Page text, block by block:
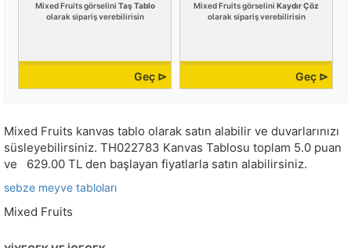
Mixed Fruits görselini Taş Tablo
olarak sipariş verebilirisin
Geç ⊳
Mixed Fruits görselini Kaydır Çöz
olarak sipariş verebilirisin
Geç ⊳
Mixed Fruits kanvas tablo olarak satın alabilir ve duvarlarınızı
süsleyebilirsiniz. TH022783 Kanvas Tablosu toplam 5.0 puan
ve
629.00 TL den başlayan fiyatlarla satın alabilirsiniz.
sebze meyve tabloları
Mixed Fruits